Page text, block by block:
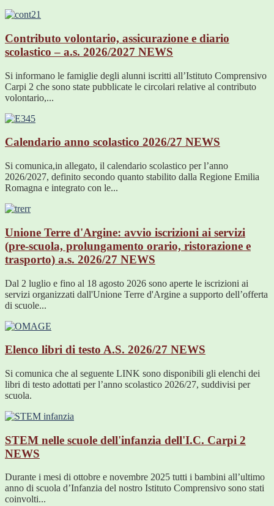
Contributo volontario, assicurazione e diario
scolastico – a.s. 2026/2027 NEWS
Si informano le famiglie degli alunni iscritti all’Istituto Comprensivo
Carpi 2 che sono state pubblicate le circolari relative al contributo
volontario,...
Calendario anno scolastico 2026/27 NEWS
Si comunica,in allegato, il calendario scolastico per l’anno
2026/2027, definito secondo quanto stabilito dalla Regione Emilia
Romagna e integrato con le...
Unione Terre d'Argine: avvio iscrizioni ai servizi
(pre-scuola, prolungamento orario, ristorazione e
trasporto) a.s. 2026/27 NEWS
Dal 2 luglio e fino al 18 agosto 2026 sono aperte le iscrizioni ai
servizi organizzati dall'Unione Terre d'Argine a supporto dell’offerta
di scuole...
Elenco libri di testo A.S. 2026/27 NEWS
Si comunica che al seguente LINK sono disponibili gli elenchi dei
libri di testo adottati per l’anno scolastico 2026/27, suddivisi per
scuola.
STEM nelle scuole dell'infanzia dell'I.C. Carpi 2
NEWS
Durante i mesi di ottobre e novembre 2025 tutti i bambini all’ultimo
anno di scuola d’Infanzia del nostro Istituto Comprensivo sono stati
coinvolti...